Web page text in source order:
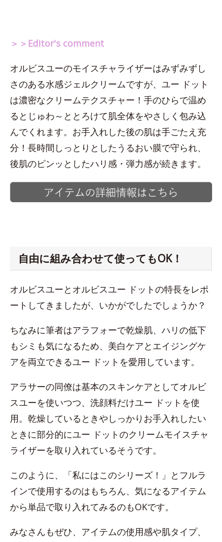
＞＞Editor's comment
オルビスユーのモイスチャライザーはみずみずし
さのある水感ジェルクリームですが、ユー ドット
は濃密なクリームテクスチャー！手のひらで温め
るとじゅわ～ととろけて肌全体をやさしく包み込
んでくれます。お手入れした後の肌は手ごたえ充
分！長時間しっとりとしたうるおい膜で守られ、
後肌のピンッとしたハリ感・弾力感が続きます。
自由に組み合わせて使ってもOK！
オルビスユーとオルビスユー ドットの特長をレポ
ートしてきましたが、いかがでしたでしょうか？
ちなみに筆者はアラフォーで乾燥肌、ハリの低下
もシミも気になるため、美白ケアとエイジングケ
アを両立できるユー ドットを愛用しています。
アラサーの同僚は基本のスキンケアとしてオルビ
スユーを使いつつ、洗顔料だけユー ドットを使
用。乾燥しているときやしっかりお手入れしたい
ときに部分的にユー ドットのクリームモイスチャ
ライザーを取り入れているそうです。
このように、「私にはこのシリーズ！」とフルラ
インで使用するのはもちろん、気になるアイテム
から単品で取り入れてみるのもOKです。
みなさんもぜひ、アイテムの使用感や肌タイプ、